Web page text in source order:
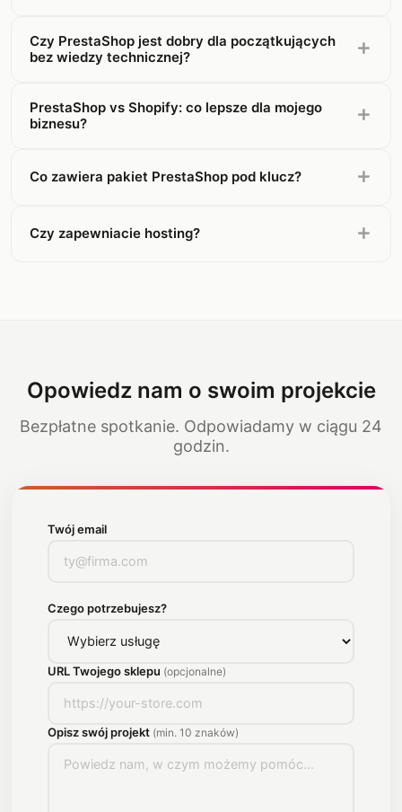
Czy PrestaShop jest dobry dla początkujących
bez wiedzy technicznej?
PrestaShop vs Shopify: co lepsze dla mojego
biznesu?
Co zawiera pakiet PrestaShop pod klucz?
Czy zapewniacie hosting?
Opowiedz nam o swoim projekcie
Bezpłatne spotkanie. Odpowiadamy w ciągu 24
godzin.
Twój email
Czego potrzebujesz?
URL Twojego sklepu (opcjonalne)
Opisz swój projekt (min. 10 znaków)